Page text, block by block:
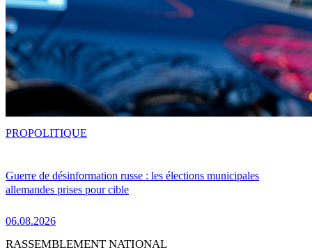
Guerre de désinformation russe : les élections municipales
allemandes prises pour cible
06.08.2026
PROPOLITIQUE
RASSEMBLEMENT NATIONAL